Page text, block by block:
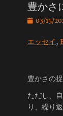
豊かさ
投
日
03/15/
エッセイ,
豊かさの
ただし、
り、繰り